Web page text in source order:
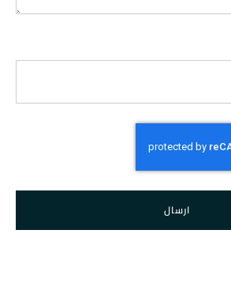
ارسال